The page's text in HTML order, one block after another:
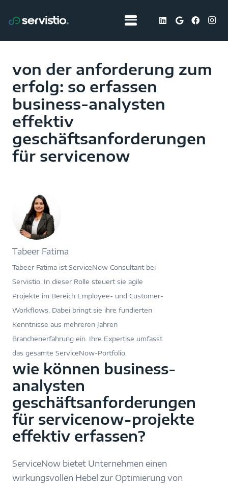
von der anforderung zum
erfolg: so erfassen
business-analysten
effektiv
geschäftsanforderungen
für servicenow
Tabeer Fatima
Tabeer Fatima ist ServiceNow Consultant bei
Servistio. In dieser Rolle steuert sie agile
Projekte im Bereich Employee- und Customer-
Workflows. Dabei bringt sie ihre fundierten
Kenntnisse aus mehreren Jahren
Branchenerfahrung ein. Ihre Expertise umfasst
das gesamte ServiceNow-Portfolio.
wie können business-
analysten
geschäftsanforderungen
für servicenow-projekte
effektiv erfassen?
ServiceNow bietet Unternehmen einen
wirkungsvollen Hebel zur Optimierung von